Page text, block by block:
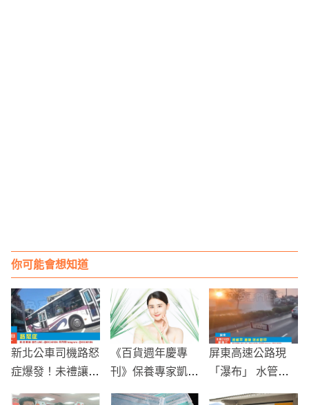
你可能會想知道
新北公車司機路怒
症爆發！未禮讓遭
《百貨週年慶專
刊》保養專家凱鈞
屏東高速公路現
「瀑布」 水管線